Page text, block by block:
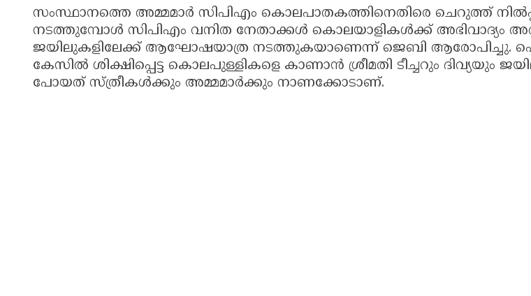
സംസ്ഥാനത്തെ അമ്മമാർ സിപിഎം കൊലപാതകത്തിനെതിരെ ചെറുത്ത്
നടത്തുമ്പോൾ സിപിഎം വനിത നേതാക്കൾ കൊലയാളികൾക്ക് അഭിവാദ്യം
ജയിലുകളിലേക്ക് ആഘോഷയാത്ര നടത്തുകയാണെന്ന് ജെബി ആരോപിച്ചു.
കേസിൽ ശിക്ഷിപ്പെട്ട കൊലപുള്ളികളെ കാണാൻ ശ്രീമതി ടീച്ചറും ദിവ്യയും
പോയത് സ്ത്രീകൾക്കും അമ്മമാർക്കും നാണക്കോടാണ്.